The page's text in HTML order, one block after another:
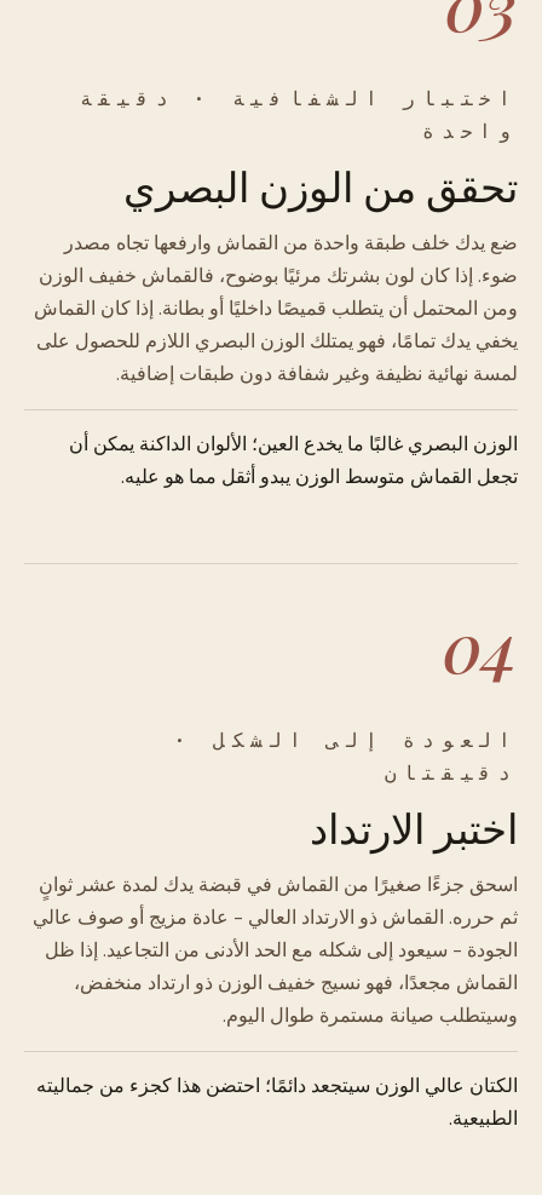
اختبار الشفافية · دقيقة
واحدة
تحقق من الوزن البصري
ضع يدك خلف طبقة واحدة من القماش وارفعها تجاه مصدر
ضوء. إذا كان لون بشرتك مرئيًا بوضوح، فالقماش خفيف الوزن
ومن المحتمل أن يتطلب قميصًا داخليًا أو بطانة. إذا كان القماش
يخفي يدك تمامًا، فهو يمتلك الوزن البصري اللازم للحصول على
لمسة نهائية نظيفة وغير شفافة دون طبقات إضافية.
الوزن البصري غالبًا ما يخدع العين؛ الألوان الداكنة يمكن أن
تجعل القماش متوسط الوزن يبدو أثقل مما هو عليه.
04
العودة إلى الشكل ·
دقيقتان
اختبر الارتداد
اسحق جزءًا صغيرًا من القماش في قبضة يدك لمدة عشر ثوانٍ
ثم حرره. القماش ذو الارتداد العالي - عادة مزيج أو صوف عالي
الجودة - سيعود إلى شكله مع الحد الأدنى من التجاعيد. إذا ظل
القماش مجعدًا، فهو نسيج خفيف الوزن ذو ارتداد منخفض،
وسيتطلب صيانة مستمرة طوال اليوم.
الكتان عالي الوزن سيتجعد دائمًا؛ احتضن هذا كجزء من جماليته
الطبيعية.